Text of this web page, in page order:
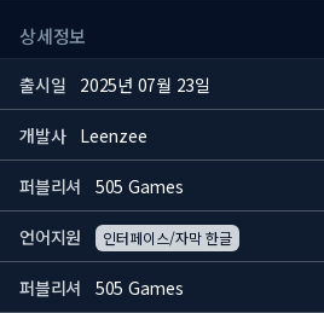
상세정보
출시일 2025년 07월 23일
개발사 Leenzee
퍼블리셔 505 Games
언어지원 인터페이스/자막 한글
퍼블리셔 505 Games